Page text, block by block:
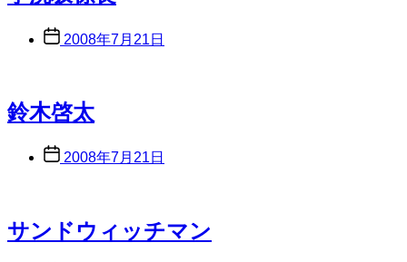
Post
date
2008年7月21日
鈴木啓太
Post
date
2008年7月21日
サンドウィッチマン